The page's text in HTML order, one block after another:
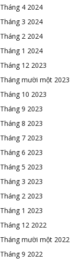
Tháng 4 2024
Tháng 3 2024
Tháng 2 2024
Tháng 1 2024
Tháng 12 2023
Tháng mười một 2023
Tháng 10 2023
Tháng 9 2023
Tháng 8 2023
Tháng 7 2023
Tháng 6 2023
Tháng 5 2023
Tháng 3 2023
Tháng 2 2023
Tháng 1 2023
Tháng 12 2022
Tháng mười một 2022
Tháng 9 2022